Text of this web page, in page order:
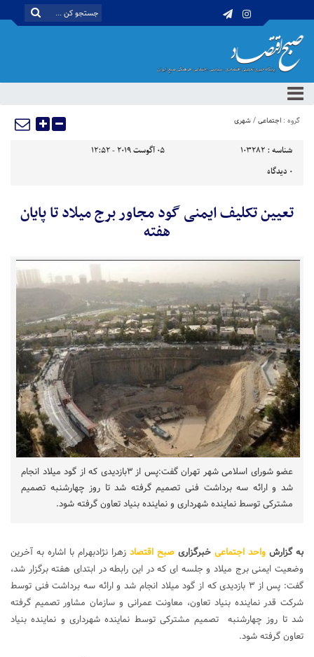
گروه : اجتماعی/شهری
شناسه : 103282
05 آگوست 2019 - 12:52
0 دیدگاه
تعیین تکلیف ایمنی گود مجاور برج میلاد تا پایان
هفته
عضو شورای اسلامی شهر تهران گفت:پس از ۳بازدیدی که از گود میلاد انجام
شد و ارائه سه برداشت فنی تصمیم گرفته شد تا روز چهارشنبه تصمیم
مشترکی توسط نماینده شهرداری و نماینده بنیاد تعاون گرفته شود.
به گزارش واحد اجتماعی خبرگزاری صبح اقتصاد زهرا نژادبهرام با اشاره به آخرین
وضعیت ایمنی برج میلاد و جلسه ای که در این رابطه در ابتدای هفته برگزار شد،
گفت: پس از ۳ بازدیدی که از گود میلاد انجام شد و ارائه سه برداشت فنی توسط
شرکت قدر نماینده بنیاد تعاون، معاونت عمرانی و سازمان مشاور تصمیم گرفته
شد تا روز چهارشنبه تصمیم مشترکی توسط نماینده شهرداری و نماینده بنیاد
تعاون گرفته شود.